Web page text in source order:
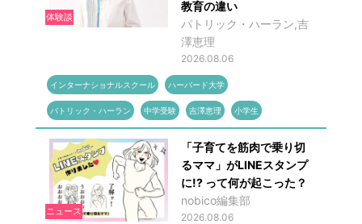
体験談
教育の違い
パトリック・ハーラン,吉
澤恵理
2026.08.06
インターナショナルスクール ハーバード大学
パトリック・ハーラン 中学受験 吉澤恵理 小学生
ニュース
「子育てを筋肉で乗り切
るママ」がLINEスタンプ
に!? って何が起こった？
nobico編集部
2026.08.06